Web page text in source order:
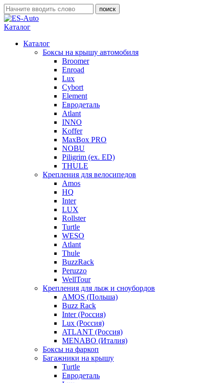
Каталог
Каталог
Боксы на крышу автомобиля
Broomer
Enroad
Lux
Cybort
Element
Евродеталь
Atlant
INNO
Koffer
MaxBox PRO
NOBU
Piligrim (ex. ED)
THULE
Крепления для велосипедов
Amos
HQ
Inter
LUX
Rollster
Turtle
WESO
Atlant
Thule
BuzzRack
Peruzzo
WellTour
Крепления для лыж и сноубордов
AMOS (Польша)
Buzz Rack
Inter (Россия)
Lux (Россия)
ATLANT (Россия)
MENABO (Италия)
Боксы на фаркоп
Багажники на крышу
Turtle
Евродеталь